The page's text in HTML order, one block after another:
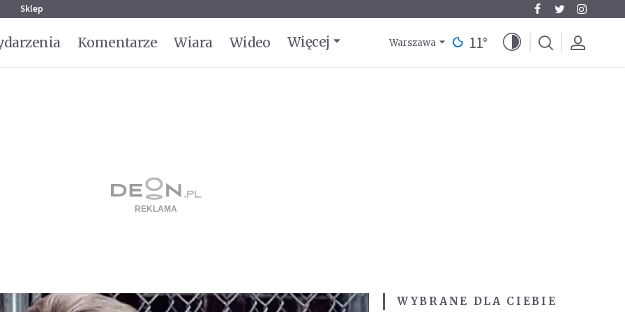
Sklep
Komentarze Wiara Wideo Więcej Warszawa 11°
WYBRANE DLA CIEBIE